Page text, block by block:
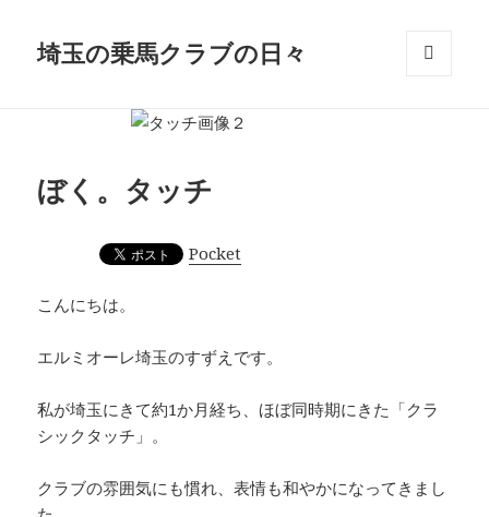
埼玉の乗馬クラブの日々
ぼく。タッチ
Pocket
こんにちは。
エルミオーレ埼玉のすずえです。
私が埼玉にきて約1か月経ち、ほぼ同時期にきた「クラ
シックタッチ」。
クラブの雰囲気にも慣れ、表情も和やかになってきまし